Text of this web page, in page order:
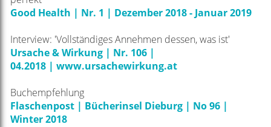
Good Health | Nr. 1 | Dezember 2018 - Januar 2019
Interview: 'Vollständiges Annehmen dessen, was ist'
Ursache & Wirkung | Nr. 106 |
04.2018 | www.ursachewirkung.at
Buchempfehlung
Flaschenpost | Bücherinsel Dieburg | No 96 |
Winter 2018